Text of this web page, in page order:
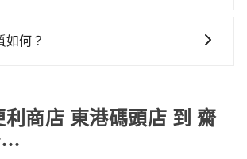
而定。您可以善用大眾運輸，例如：
如何？
資訊將被用作後續的司機教育參考。
利商店 東港碼頭店 到 齋
⋯